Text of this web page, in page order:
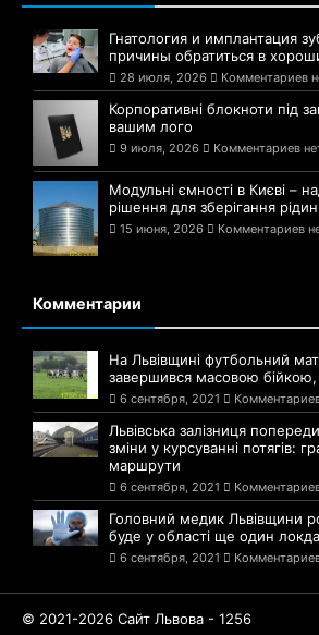
Гнатология и имплантация
причины обратиться в
28 июля, 2026 Комментариев
Корпоративні блокноти під
вашим лого
9 июля, 2026 Комментариев
Модульні ємності в Києві –
рішення для зберігання рідин
15 июня, 2026 Комментариев
Комментарии
На Львівщині футбольний
завершився масовою
6 сентября, 2021
Львівська залізниця
зміни у курсуванні потягів:
маршрути
6 сентября, 2021
Головний медик Львівщини
буде у області ще один
6 сентября, 2021
© 2021-2026 Сайт Львова - 1256